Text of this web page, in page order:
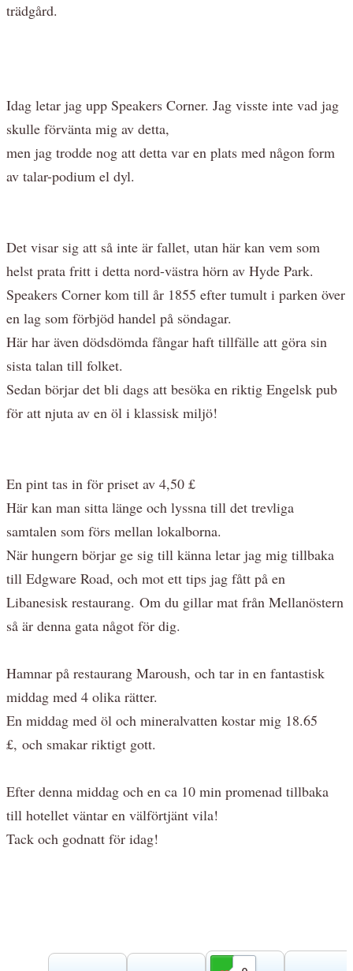
trädgård.
Idag letar jag upp Speakers Corner. Jag visste inte vad jag
skulle förvänta mig av detta,
men jag trodde nog att detta var en plats med någon form
av talar-podium el dyl.
Det visar sig att så inte är fallet, utan här kan vem som
helst prata fritt i detta nord-västra hörn av Hyde Park.
Speakers Corner kom till år 1855 efter tumult i parken över
en lag som förbjöd handel på söndagar.
Här har även dödsdömda fångar haft tillfälle att göra sin
sista talan till folket.
Sedan börjar det bli dags att besöka en riktig Engelsk pub
för att njuta av en öl i klassisk miljö!
En pint tas in för priset av 4,50 £
Här kan man sitta länge och lyssna till det trevliga
samtalen som förs mellan lokalborna.
När hungern börjar ge sig till känna letar jag mig tillbaka
till Edgware Road, och mot ett tips jag fått på en
Libanesisk restaurang. Om du gillar mat från Mellanöstern
så är denna gata något för dig.
Hamnar på restaurang Maroush, och tar in en fantastisk
middag med 4 olika rätter.
En middag med öl och mineralvatten kostar mig 18.65
£, och smakar riktigt gott.
Efter denna middag och en ca 10 min promenad tillbaka
till hotellet väntar en välförtjänt vila!
Tack och godnatt för idag!